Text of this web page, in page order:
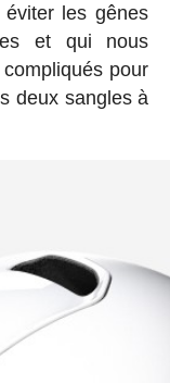
les gênes
et qui nous
pour
deux sangles à